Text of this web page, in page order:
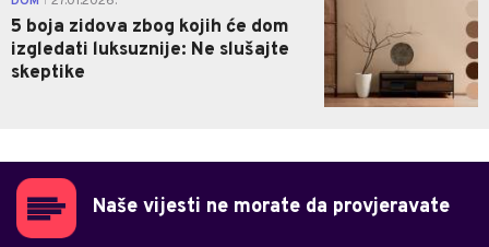
5 boja zidova zbog kojih će dom
izgledati luksuznije: Ne slušajte
skeptike
Naše vijesti ne morate da provjeravate